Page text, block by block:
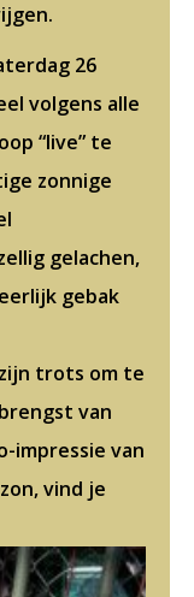
26
volgens alle
“live” te
zonnige
gelachen,
gebak
trots om te
van
impressie van
vind je